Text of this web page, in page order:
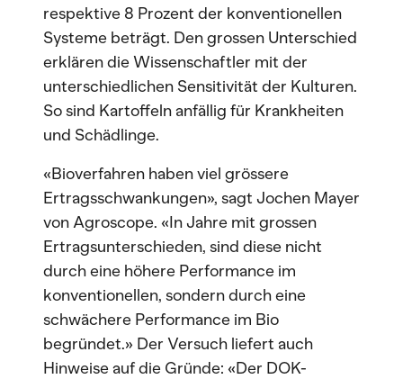
respektive 8 Prozent der konventionellen
Systeme beträgt. Den grossen Unterschied
erklären die Wissenschaftler mit der
unterschiedlichen Sensitivität der Kulturen.
So sind Kartoffeln anfällig für Krankheiten
und Schädlinge.
«Bioverfahren haben viel grössere
Ertragsschwankungen», sagt Jochen Mayer
von Agroscope. «In Jahre mit grossen
Ertragsunterschieden, sind diese nicht
durch eine höhere Performance im
konventionellen, sondern durch eine
schwächere Performance im Bio
begründet.» Der Versuch liefert auch
Hinweise auf die Gründe: «Der DOK-